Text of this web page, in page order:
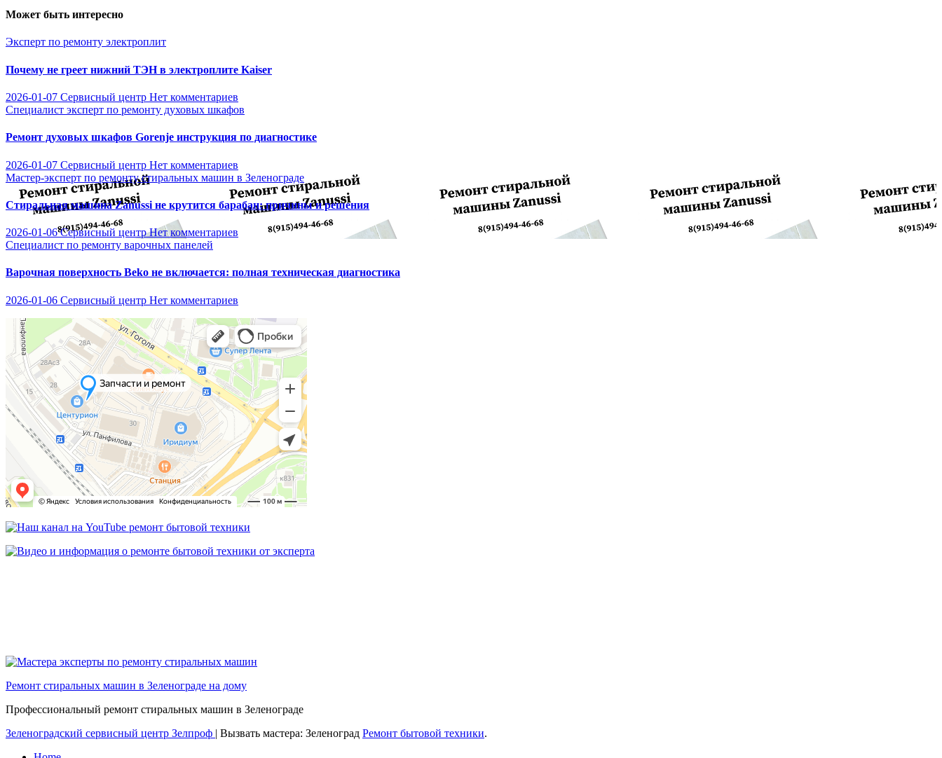
Может быть интересно
Эксперт по ремонту электроплит
Почему не греет нижний ТЭН в электроплите Kaiser
2026-01-07 Сервисный центр Нет комментариев
Специалист эксперт по ремонту духовых шкафов
Ремонт духовых шкафов Gorenje инструкция по диагностике
2026-01-07 Сервисный центр Нет комментариев
Мастер-эксперт по ремонту стиральных машин в Зеленограде
Стиральная машина Zanussi не крутится барабан: причины и решения
2026-01-06Сервисный центрНет комментариев
Специалист по ремонту варочных панелей
Варочная поверхность Beko не включается: полная техническая диагностика
2026-01-06 Сервисный центр Нет комментариев
Ремонт стиральных машин в Зеленограде на дому
Профессиональный ремонт стиральных машин в Зеленограде
Зеленоградский сервисный центр Зелпроф | Вызвать мастера: Зеленоград Ремонт бытовой техники.